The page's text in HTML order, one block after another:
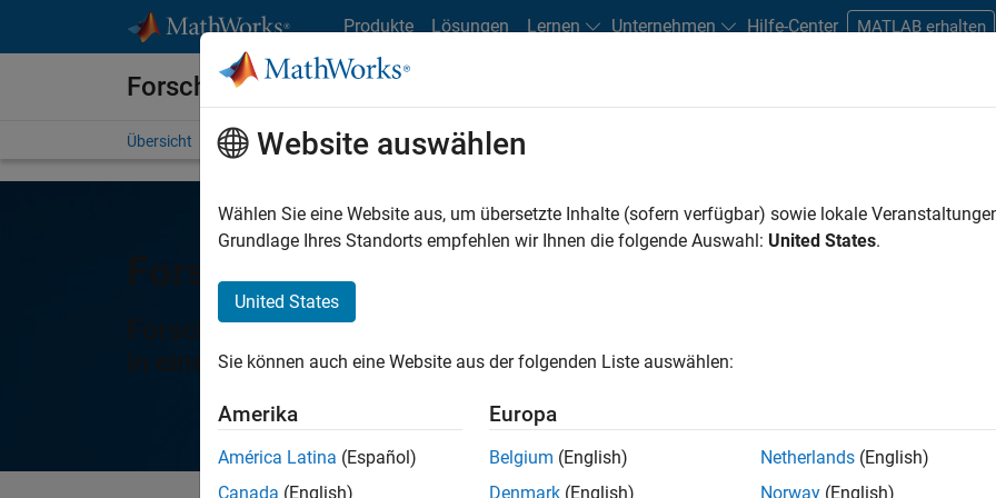
Produkte Lösungen Lernen Unternehmen Hilfe-Center MATLAB erhalten
Forschung
Übersicht Science Gateways Bücher Call for Proposals
Forschung mit MATLAB und Simulink
Forschen, arbeiten und publizieren Sie mit MATLAB und Simulink
in einem breiten Spektrum von Fachbereichen.
Website auswählen
Wählen Sie eine Website aus, um übersetzte Inhalte (sofern verfügbar) sowie lokale
Grundlage Ihres Standorts empfehlen wir Ihnen die folgende Auswahl: United States.
United States
Sie können auch eine Website aus der folgenden Liste auswählen:
Amerika
América Latina (Español)
Canada (English)
Europa
Belgium (English)
Denmark (English)
Netherlands (English)
Norway (English)